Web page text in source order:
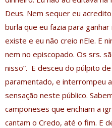
Deus. Nem sequer eu
burla que eu fazia para
existe e eu não creio nEle. E
nem no episcopado. Os srs.
nisso”. E desceu do púlpito
paramentado, e interrompeu
sensação neste público.
camponeses que enchiam a
cantam o Credo, até o fim. E